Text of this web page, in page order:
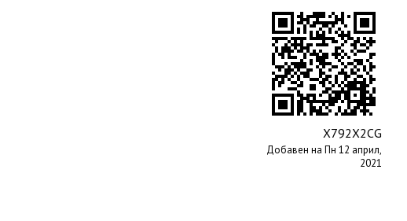
X792X2CG
Добавен на Пн 12 април,
2021